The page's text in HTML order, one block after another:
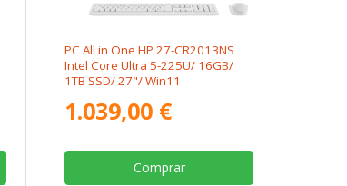
PC All in One HP 27-CR2013NS
Intel Core Ultra 5-225U/ 16GB/
1TB SSD/ 27"/ Win11
1.039,00 €
Comprar